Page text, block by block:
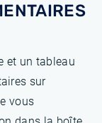
et un tableau
sur
vous